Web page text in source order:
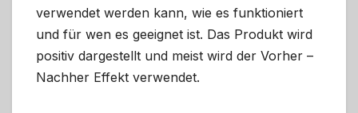
verwendet werden kann, wie es funktioniert
und für wen es geeignet ist. Das Produkt wird
positiv dargestellt und meist wird der Vorher –
Nachher Effekt verwendet.